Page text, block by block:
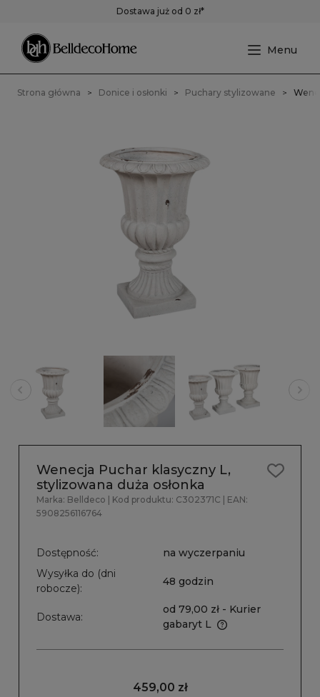
Dostawa już od 0 zł*
Strona główna Donice i osłonki Puchary stylizowane
Wenecja Puchar klasyczny L,
stylizowana duża osłonka
Marka: Belldeco | Kod produktu: C302371C
| EAN:
5908256116764
Dostępność:
na wyczerpaniu
Wysyłka do (dni
robocze):
48 godzin
Dostawa:
od 79,00 zł - Kurier
gabaryt L
459,00 zł